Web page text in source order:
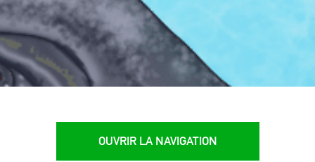
OUVRIR LA NAVIGATION